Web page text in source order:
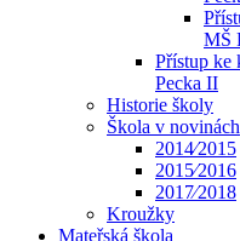
MŠ
Přístup ke
Pecka II
Historie školy
Škola v novinách
2014⁄2015
2015⁄2016
2017⁄2018
Kroužky
Mateřská škola